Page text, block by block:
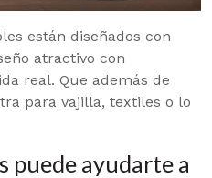
están diseñados con
atractivo con
real. Que además de
para vajilla, textiles o lo
puede ayudarte a